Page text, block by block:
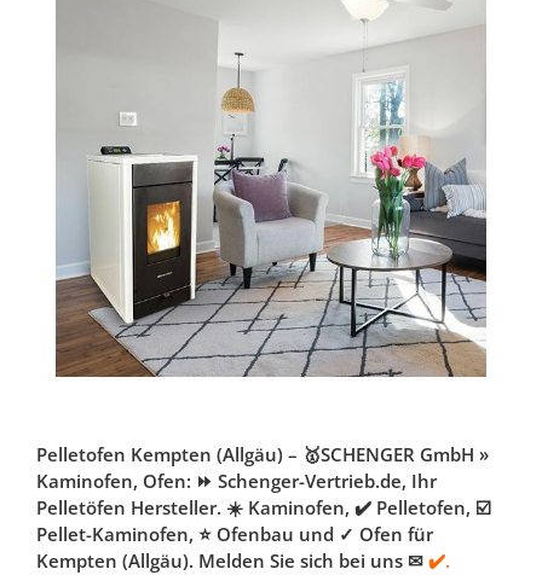
Pelletofen Kempten (Allgäu) – 🥇SCHENGER GmbH »
Kaminofen, Ofen: ⏩ Schenger-Vertrieb.de, Ihr
Pelletöfen Hersteller. ☀️ Kaminofen, ✔️ Pelletofen, ☑️
Pellet-Kaminofen, ⭐ Ofenbau und ✓ Ofen für
Kempten (Allgäu). Melden Sie sich bei uns ✉ ✔️.